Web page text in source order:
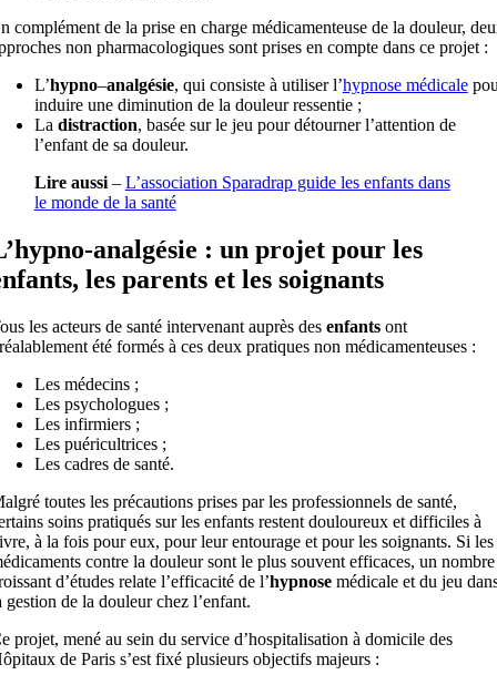
complément de la prise en charge médicamenteuse de la douleur,
non pharmacologiques sont prises en compte dans ce projet :
L’hypno–analgésie, qui consiste à utiliser l’hypnose médicale
induire une diminution de la douleur ressentie ;
La distraction, basée sur le jeu pour détourner l’attention de
l’enfant de sa douleur.
Lire aussi– L’association Sparadrap guide les enfants dans
le monde de la santé
analgésie : un projet pour les
les parents et les soignants
les acteurs de santé intervenant auprès des enfantsont
été formés à ces deux pratiques non médicamenteuses :
Les médecins ;
Les psychologues ;
Les infirmiers ;
Les puéricultrices ;
Les cadres de santé.
toutes les précautions prises par les professionnels de santé,
soins pratiqués sur les enfants restent douloureux et difficiles à
à la fois pour eux, pour leur entourage et pour les soignants. Si les
contre la douleur sont le plus souvent efficaces, un nombre
d’études relate l’efficacité de l’hypnosemédicale et du jeu
gestion de la douleur chez l’enfant.
projet, mené au sein du service d’hospitalisation à domicile des
de Paris s’est fixé plusieurs objectifs majeurs :